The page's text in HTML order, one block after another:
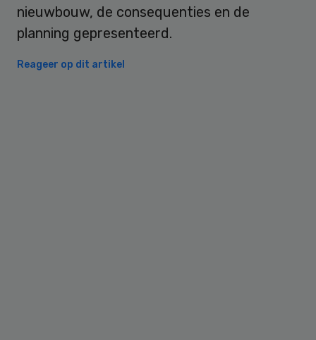
nieuwbouw, de consequenties en de
planning gepresenteerd.
Reageer op dit artikel